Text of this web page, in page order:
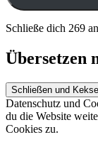
Schließe dich 269
Übersetzen
Datenschutz und
du die Website
Cookies zu.